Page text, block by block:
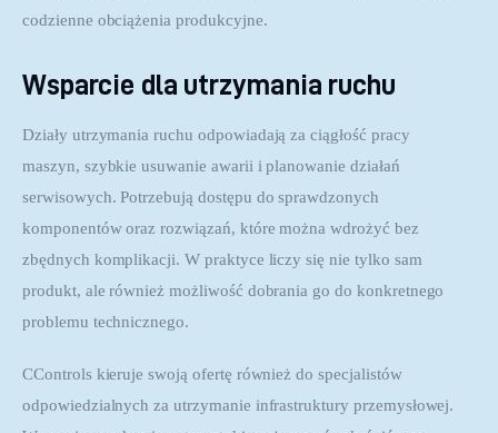
codzienne obciążenia produkcyjne.
Wsparcie dla utrzymania ruchu
Działy utrzymania ruchu odpowiadają za ciągłość pracy
maszyn, szybkie usuwanie awarii i planowanie działań
serwisowych. Potrzebują dostępu do sprawdzonych
komponentów oraz rozwiązań, które można wdrożyć bez
zbędnych komplikacji. W praktyce liczy się nie tylko sam
produkt, ale również możliwość dobrania go do konkretnego
problemu technicznego.
CControls kieruje swoją ofertę również do specjalistów
odpowiedzialnych za utrzymanie infrastruktury przemysłowej.